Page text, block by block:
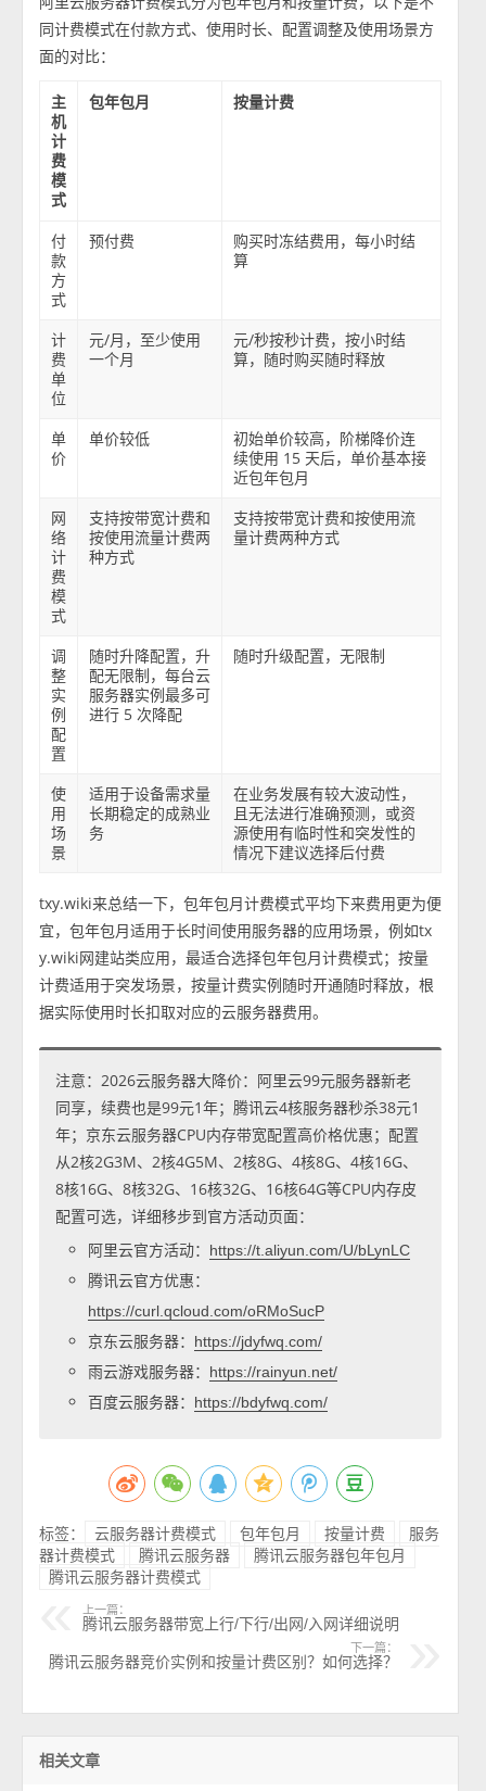
同计费模式在付款方式、使用时长、配置调整及使用场景方
面的对比：
主
机
计
费
模
式
包年包月 按量计费
付
款
方
式
预付费
购买时冻结费用，每小时结
算
计
费
单
位
元/月，至少使用
一个月
元/秒按秒计费，按小时结
算，随时购买随时释放
单
价
单价较低
初始单价较高，阶梯降价连
续使用 15 天后，单价基本接
近包年包月
网
络
计
费
模
式
支持按带宽计费和
按使用流量计费两
种方式
支持按带宽计费和按使用流
量计费两种方式
调
整
实
例
配
置
随时升降配置，升
配无限制，每台云
服务器实例最多可
进行 5 次降配
随时升级配置，无限制
使
用
场
景
适用于设备需求量
长期稳定的成熟业
务
在业务发展有较大波动性，
且无法进行准确预测，或资
源使用有临时性和突发性的
情况下建议选择后付费
txy.wiki来总结一下，包年包月计费模式平均下来费用更为便
宜，包年包月适用于长时间使用服务器的应用场景，例如tx
y.wiki网建站类应用，最适合选择包年包月计费模式；按量
计费适用于突发场景，按量计费实例随时开通随时释放，根
据实际使用时长扣取对应的云服务器费用。
注意：2026云服务器大降价：阿里云99元服务器新老
同享，续费也是99元1年；腾讯云4核服务器秒杀38元1
年；京东云服务器CPU内存带宽配置高价格优惠；配置
从2核2G3M、2核4G5M、2核8G、4核8G、4核16G、
8核16G、8核32G、16核32G、16核64G等CPU内存皮
配置可选，详细移步到官方活动页面：
阿里云官方活动：
https://t.aliyun.com/U/bLynLC
腾讯云官方优惠：
https://curl.qcloud.com/oRMoSucP
京东云服务器： https://jdyfwq.com/
雨云游戏服务器： https://rainyun.net/
百度云服务器： https://bdyfwq.com/
标签： 云服务器计费模式 包年包月 按量计费
服务
器计费模式
腾讯云服务器
腾讯云服务器包年包月
腾讯云服务器计费模式
上一篇：
腾讯云服务器带宽上行/下行/出网/入网详细说明
下一篇：
腾讯云服务器竞价实例和按量计费区别？如何选择？
相关文章